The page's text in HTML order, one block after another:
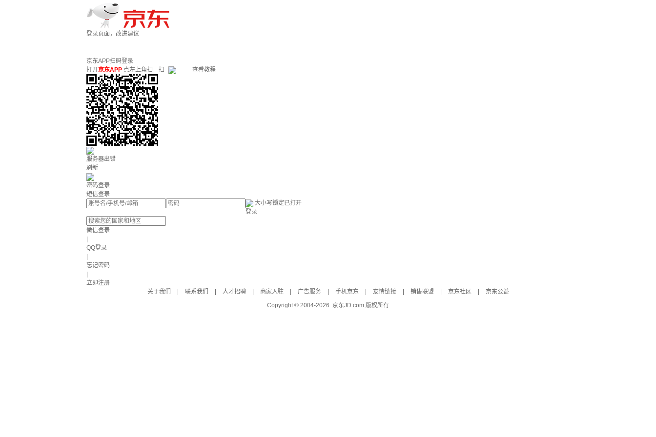
登录页面，改进建议
京东APP扫码登录
打开京东APP 点左上角扫一扫 查看教程
服务器出错
刷新
密码登录
短信登录
大小写锁定已打开
登录
微信登录
QQ登录
忘记密码
立即注册
关于我们
联系我们 人才招聘 商家入驻 广告服务 手机京东 友情链接 销售联盟 京东社区
京东公益
Copyright © 2004-2026 京东JD.com 版权所有